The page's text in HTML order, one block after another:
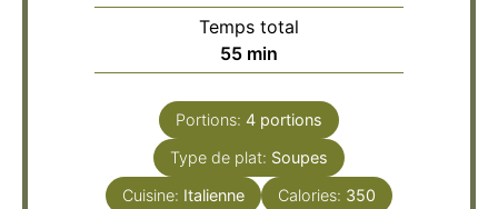
Temps total
55minutes
min
Portions: 4 portions
Type de plat: Soupes
Cuisine: Italienne Calories: 350